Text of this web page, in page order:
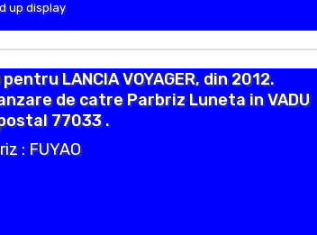
up display
LANCIA VOYAGER, din 2012.
de catre Parbriz Luneta in VADU
77033 .
: FUYAO